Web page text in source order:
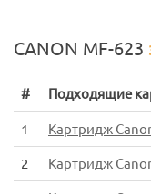
CANON MF-623
# Подходящие
1 Картридж
2 Картридж